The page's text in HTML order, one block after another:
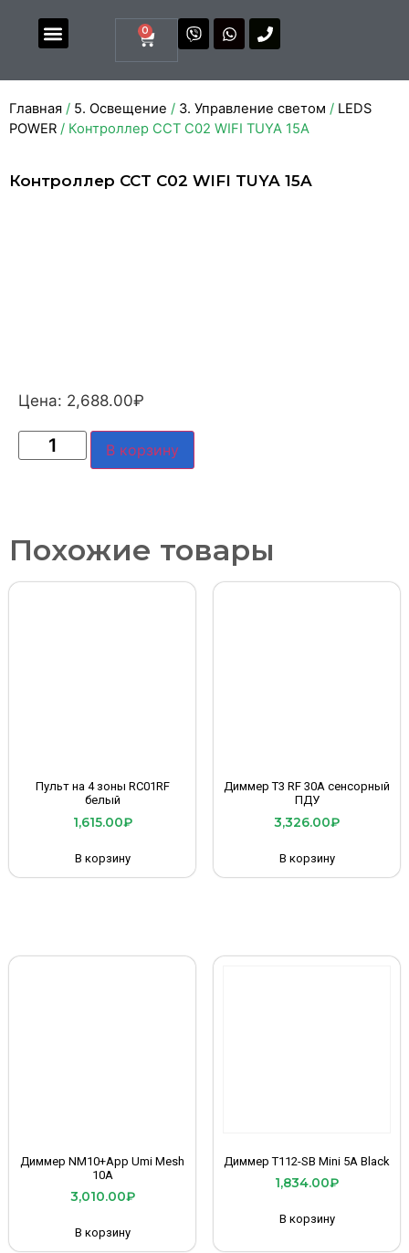
0
Главная / 5. Освещение / 3. Управление светом / LEDS
POWER / Контроллер CCT C02 WIFI TUYA 15A
Контроллер CCT C02 WIFI TUYA 15A
Цена: 2,688.00₽
В корзину
Похожие товары
Пульт на 4 зоны RC01RF
белый
1,615.00₽
В корзину
Диммер T3 RF 30A сенсорный
ПДУ
3,326.00₽
В корзину
Диммер NM10+App Umi Mesh
10A
3,010.00₽
В корзину
Диммер T112-SB Mini 5A Black
1,834.00₽
В корзину